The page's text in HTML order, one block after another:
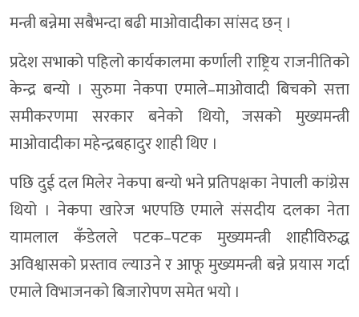
मन्त्री बन्नेमा सबैभन्दा बढी माओवादीका सांसद छन् ।
प्रदेश सभाको पहिलो कार्यकालमा कर्णाली राष्ट्रिय राजनीतिको
केन्द्र बन्यो । सुरुमा नेकपा एमाले–माओवादी बिचको सत्ता
समीकरणमा सरकार बनेको थियो, जसको मुख्यमन्त्री
माओवादीका महेन्द्रबहादुर शाही थिए ।
पछि दुई दल मिलेर नेकपा बन्यो भने प्रतिपक्षका नेपाली कांग्रेस
थियो । नेकपा खारेज भएपछि एमाले संसदीय दलका नेता
यामलाल कँडेलले पटक–पटक मुख्यमन्त्री शाहीविरुद्ध
अविश्वासको प्रस्ताव ल्याउने र आफू मुख्यमन्त्री बन्ने प्रयास गर्दा
एमाले विभाजनको बिजारोपण समेत भयो ।